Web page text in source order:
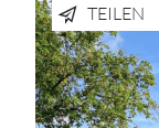
TEILEN